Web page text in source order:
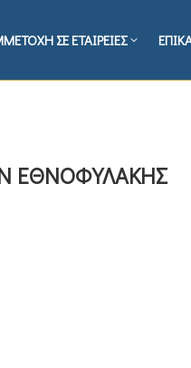
ΣΕ ΕΤΑΙΡΕΙΕΣ
ΕΘΝΟΦΥΛΑΚΗΣ